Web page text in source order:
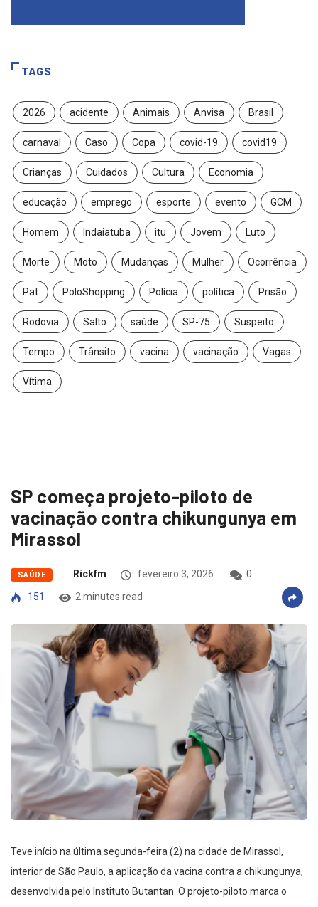
TAGS
2026 acidente Animais Anvisa Brasil
carnaval Caso Copa covid-19 covid19
Crianças Cuidados Cultura Economia
educação emprego esporte evento GCM
Homem Indaiatuba itu Jovem Luto
Morte Moto Mudanças Mulher Ocorrência
Pat PoloShopping Polícia política Prisão
Rodovia Salto saúde SP-75 Suspeito
Tempo Trânsito vacina vacinação Vagas
Vítima
SP começa projeto-piloto de
vacinação contra chikungunya em
Mirassol
SAÚDE Rickfm fevereiro 3, 2026
0
151
2 minutes read
Teve início na última segunda-feira (2) na cidade de Mirassol,
interior de São Paulo, a aplicação da vacina contra a chikungunya,
desenvolvida pelo Instituto Butantan. O projeto-piloto marca o